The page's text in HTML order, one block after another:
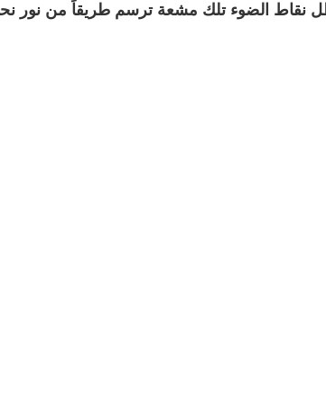
نقاط الضوء تلك مشعة ترسم طريقاً من نور نحو